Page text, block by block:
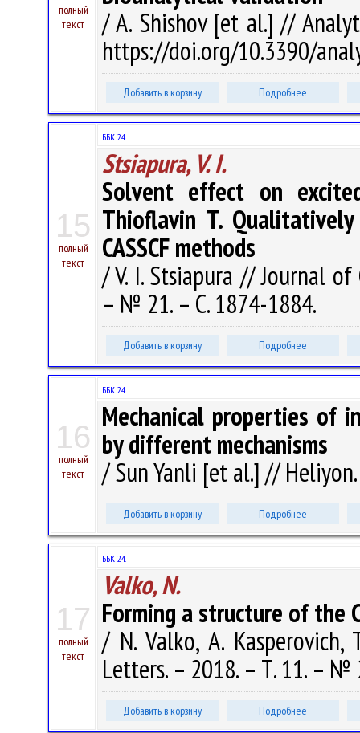
полный
текст
/ A. Shishov [et al.] //
https://doi.org/10.3390/
Добавить в корзину Подробнее
15
полный
текст
ББК 24.
Stsiapura, V. I.
Solvent effect on
Thioflavin T.
CASSCF methods
/ V. I. Stsiapura // Journal
– № 21. – С. 1874-1884.
Добавить в корзину Подробнее
16
полный
текст
ББК 24
Mechanical properties of
by different mechanisms
/ Sun Yanli [et al.] //
Добавить в корзину Подробнее
17
полный
текст
ББК 24.
Valko, N.
Forming a structure of the
/ N. Valko, A.
Letters. – 2018. – Т. 11. – №
Добавить в корзину Подробнее